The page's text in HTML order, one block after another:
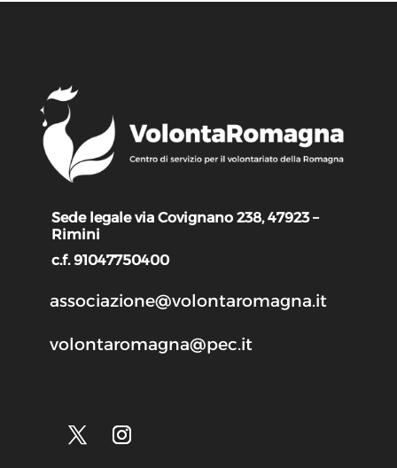
Sede legale via Covignano 238, 47923 –
Rimini
c.f. 91047750400
associazione@volontaromagna.it
volontaromagna@pec.it